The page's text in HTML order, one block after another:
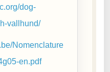
dog-
vallhund/
Nomenclature
en.pdf